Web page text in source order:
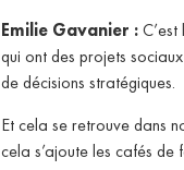
Emilie Gavanier :
qui ont des projets
de décisions stratégiques.
Et cela se retrouve dans
cela s’ajoute les cafés